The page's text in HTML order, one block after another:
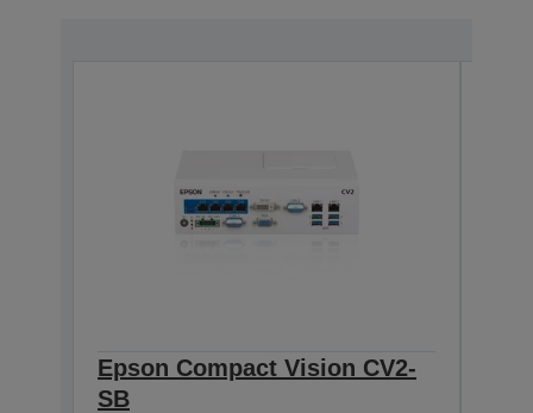
Epson Compact Vision CV2-
SB